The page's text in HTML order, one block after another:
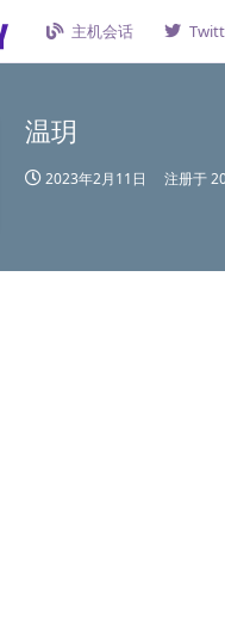
主机会话
温玥
2023年2月11日 注册于